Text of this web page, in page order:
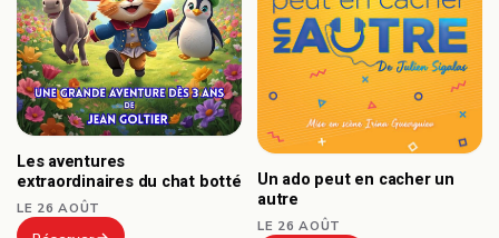
Les aventures
extraordinaires du chat botté
LE 26 AOÛT
Un ado peut en cacher un
autre
LE 26 AOÛT